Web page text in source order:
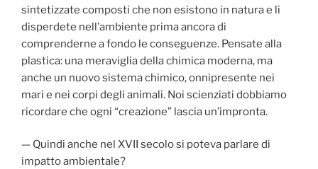
sintetizzate composti che non esistono in natura e li
disperdete nell’ambiente prima ancora di
comprenderne a fondo le conseguenze. Pensate alla
plastica: una meraviglia della chimica moderna, ma
anche un nuovo sistema chimico, onnipresente nei
mari e nei corpi degli animali. Noi scienziati dobbiamo
ricordare che ogni “creazione” lascia un’impronta.
— Quindi anche nel XVII secolo si poteva parlare di
impatto ambientale?